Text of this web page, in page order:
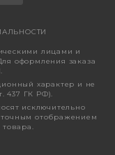
лицами и
оформления заказа
характер и не
437 ГК РФ).
исключительно
отображением
товара.